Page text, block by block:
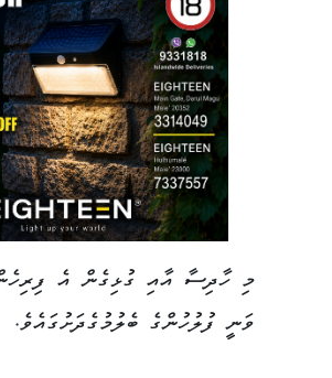
މި ހާދިސާ އާއި ގުޅިގެން އެ
ވަނީ ފުލުހުންގެ ބެލުމުގެދަށުގައެވެ.